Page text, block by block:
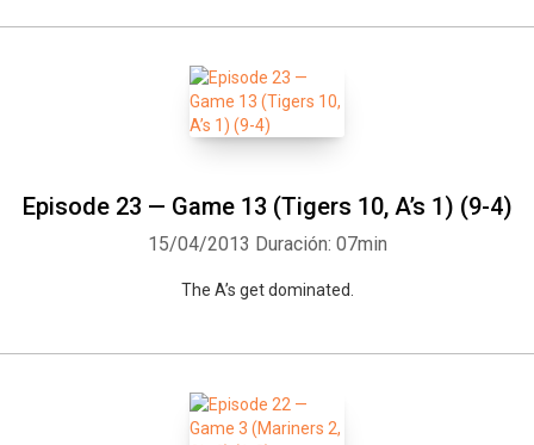
Episode 23 — Game 13 (Tigers 10, A’s 1) (9-4)
15/04/2013 Duración: 07min
The A’s get dominated.